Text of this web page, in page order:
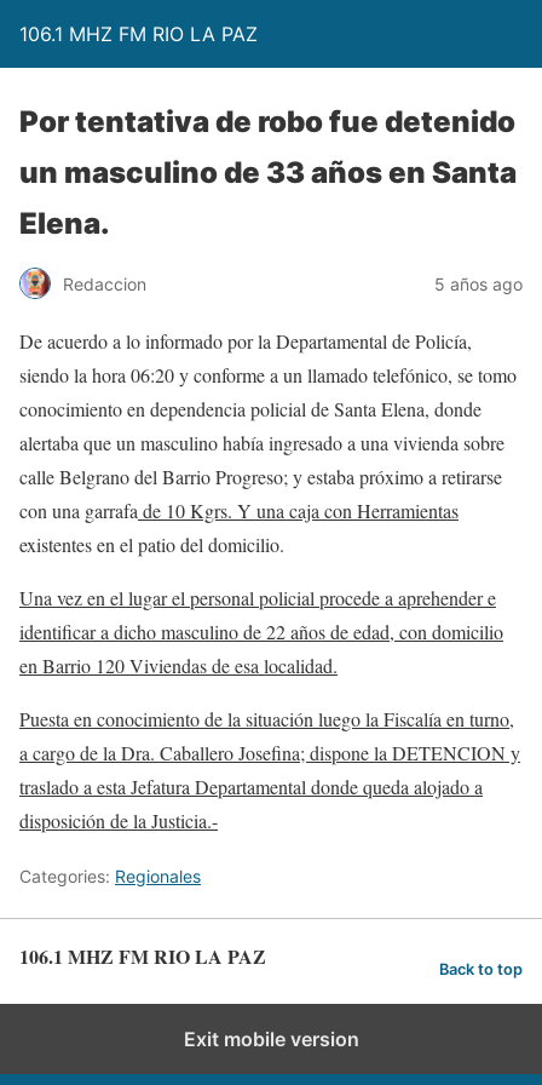
106.1 MHZ FM RIO LA PAZ
Por tentativa de robo fue detenido
un masculino de 33 años en Santa
Elena.
Redaccion 5 años ago
De acuerdo a lo informado por la Departamental de Policía,
siendo la hora 06:20 y conforme a un llamado telefónico, se tomo
conocimiento en dependencia policial de Santa Elena, donde
alertaba que un masculino había ingresado a una vivienda sobre
calle Belgrano del Barrio Progreso; y estaba próximo a retirarse
con una garrafa de 10 Kgrs. Y una caja con Herramientas
existentes en el patio del domicilio.
Una vez en el lugar el personal policial procede a aprehender e
identificar a dicho masculino de 22 años de edad, con domicilio
en Barrio 120 Viviendas de esa localidad.
Puesta en conocimiento de la situación luego la Fiscalía en turno,
a cargo de la Dra. Caballero Josefina; dispone la DETENCION y
traslado a esta Jefatura Departamental donde queda alojado a
disposición de la Justicia.-
Categories: Regionales
106.1 MHZ FM RIO LA PAZ Back to top
Exit mobile version